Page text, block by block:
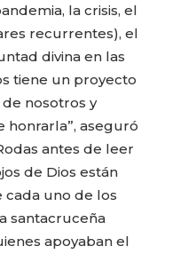
la crisis, el
recurrentes), el
divina en las
tiene un proyecto
nosotros y
honrarla”, aseguró
antes de leer
de Dios están
cada uno de los
santacruceña
apoyaban el